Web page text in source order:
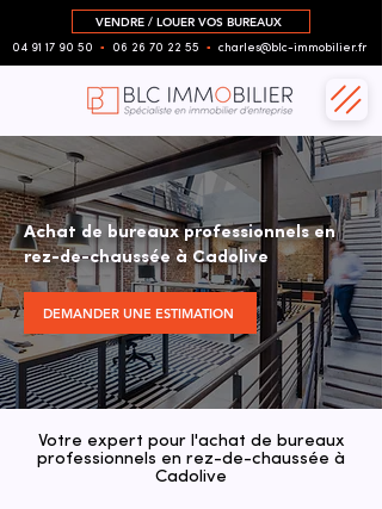
VENDRE / LOUER VOS BUREAUX
04 91 17 90 50 ▪︎ 06 26 70 22 55 ▪︎ charles@blc-immobilier.fr
Achat de bureaux professionnels en
rez-de-chaussée à Cadolive
DEMANDER UNE ESTIMATION
Votre expert pour l'achat de bureaux
professionnels en rez-de-chaussée à
Cadolive